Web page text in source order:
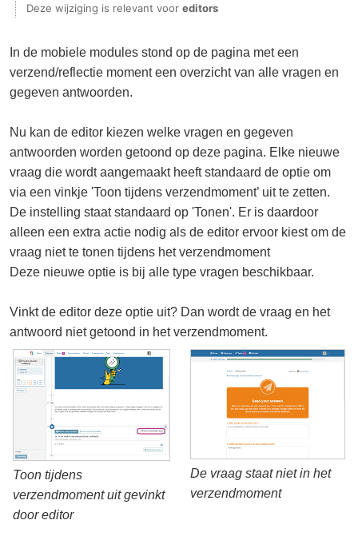
Deze wijziging is relevant voor editors
In de mobiele modules stond op de pagina met een
verzend/reflectie moment een overzicht van alle vragen en
gegeven antwoorden.
Nu kan de editor kiezen welke vragen en gegeven
antwoorden worden getoond op deze pagina. Elke nieuwe
vraag die wordt aangemaakt heeft standaard de optie om
via een vinkje 'Toon tijdens verzendmoment’ uit te zetten.
De instelling staat standaard op 'Tonen'. Er is daardoor
alleen een extra actie nodig als de editor ervoor kiest om de
vraag niet te tonen tijdens het verzendmoment
Deze nieuwe optie is bij alle type vragen beschikbaar.
Vinkt de editor deze optie uit? Dan wordt de vraag en het
antwoord niet getoond in het verzendmoment.
Toon tijdens
verzendmoment uit gevinkt
door editor
De vraag staat niet in het
verzendmoment